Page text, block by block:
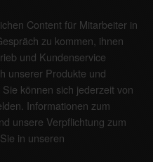
Content für Mitarbeiter in
zu kommen, ihnen
und Kundenservice
unserer Produkte und
können sich jederzeit von
Informationen zum
unsere Verpflichtung zum
in unseren